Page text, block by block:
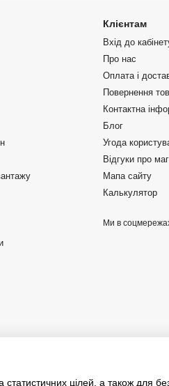
Клієнтам
Вхід до
Про нас
Оплата і
Повернення
Контактна
Блог
Угода
Відгуки про
Мапа сайту
Калькулятор
Ми в
цілей, а також для